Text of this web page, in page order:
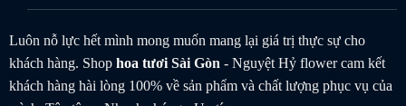
Luôn nỗ lực hết mình mong muốn mang lại giá trị thực sự cho
khách hàng. Shop hoa tươiSài Gòn - Nguyệt Hỷ flower cam kết
khách hàng hài lòng 100% về sản phẩm và chất lượng phục vụ của